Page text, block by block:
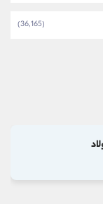
(36,165)